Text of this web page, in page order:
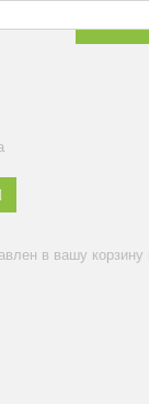
в вашу корзину